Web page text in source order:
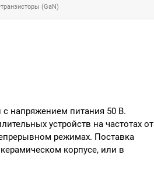
(GaN)
с напряжением питания 50 В.
устройств на частотах от
режимах. Поставка
корпусе, или в